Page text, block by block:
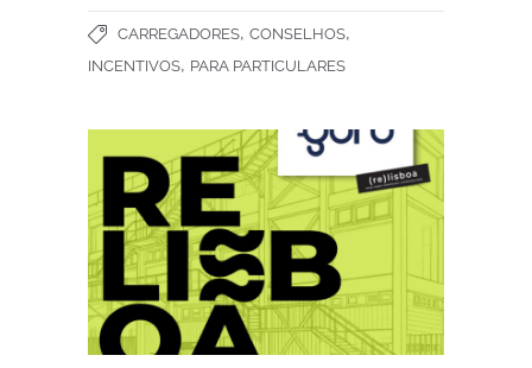
CARREGADORES, CONSELHOS,
INCENTIVOS, PARA PARTICULARES